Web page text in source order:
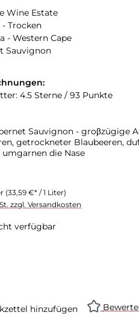
Wine Estate
Trocken
- Western Cape
Sauvignon
4.5 Sterne / 93 Punkte
Sauvignon - groβzügige
getrockneter Blaubeeren,
die Nase
(33,59 €* / 1 Liter)
zzgl. Versandkosten
verfügbar
ist zurzeit nicht verfügbar.)
hinzufügen